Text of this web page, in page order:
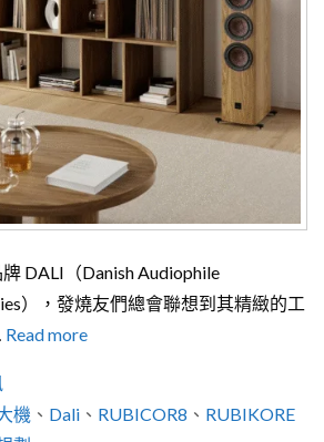
DALI（Danish Audiophile
），發燒友們總會聯想到其精緻的工
Read more
機 、 Dali、 RUBICOR8 、 RUBIKORE